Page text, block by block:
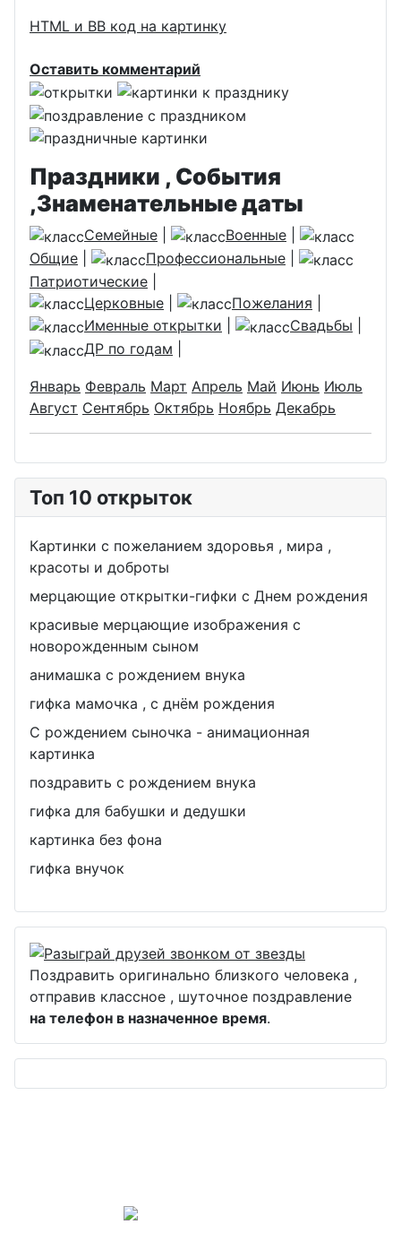
HTML и BB код на картинку
Оставить комментарий
Праздники , События
,Знаменательные даты
Семейные Военные
Общие
Профессиональные
Патриотические
Церковные
Пожелания
Именные открытки
Свадьбы
ДР по годам
Январь Февраль Март Апрель Май Июнь Июль
Август Сентябрь Октябрь Ноябрь Декабрь
Топ 10 открыток
Картинки с пожеланием здоровья , мира ,
красоты и доброты
мерцающие открытки-гифки с Днем рождения
красивые мерцающие изображения с
новорожденным сыном
анимашка с рождением внука
гифка мамочка , с днём рождения
С рождением сыночка - анимационная
картинка
поздравить с рождением внука
гифка для бабушки и дедушки
картинка без фона
гифка внучок
Поздравить оригинально близкого человека ,
отправив классное , шуточное поздравление
на телефон в назначенное время.